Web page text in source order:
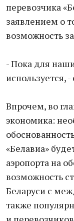
перевозчика
заявлением о
возможность
- Пока для
используется,
Впрочем, во
экономика:
«Белавиа»
аэропорта на
возможность
Беларуси с
также